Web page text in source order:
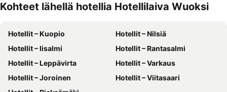
Kohteet lähellä hotellia Hotellilaiva Wuoksi
Hotellit – Kuopio
Hotellit – Nilsiä
Hotellit – Iisalmi
Hotellit – Rantasalmi
Hotellit – Leppävirta
Hotellit – Varkaus
Hotellit – Joroinen
Hotellit – Viitasaari